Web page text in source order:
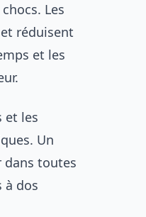
Les
réduisent
et les
et les
Un
dans toutes
à dos